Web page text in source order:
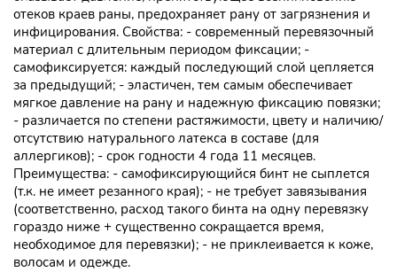
отеков краев раны, предохраняет рану от загрязнения и
инфицирования. Свойства: - современный перевязочный
материал с длительным периодом фиксации; -
самофиксируется: каждый последующий слой цепляется
за предыдущий; - эластичен, тем самым обеспечивает
мягкое давление на рану и надежную фиксацию повязки;
- различается по степени растяжимости, цвету и наличию/
отсутствию натурального латекса в составе (для
аллергиков); - срок годности 4 года 11 месяцев.
Преимущества: - самофиксирующийся бинт не сыплется
(т.к. не имеет резанного края); - не требует завязывания
(соответственно, расход такого бинта на одну перевязку
гораздо ниже + существенно сокращается время,
необходимое для перевязки); - не приклеивается к коже,
волосам и одежде.